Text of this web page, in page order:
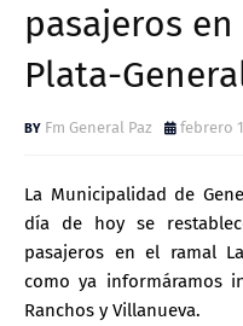
pasajeros
Plata-
Fm General Paz febrero
La Municipalidad de
día de hoy se
pasajeros en el ramal
como ya informáramos
Ranchos y Villanueva.